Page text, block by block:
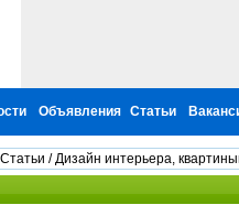
Объявления Статьи
Статьи /Дизайн интерьера,